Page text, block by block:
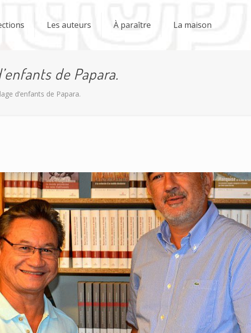
Les auteurs À paraître La maison
de Papara.
d’enfants de Papara.